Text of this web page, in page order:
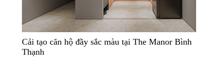
Cải tạo căn hộ đầy sắc màu tại The Manor Bình
Thạnh